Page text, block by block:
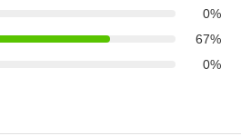
0%
67%
0%